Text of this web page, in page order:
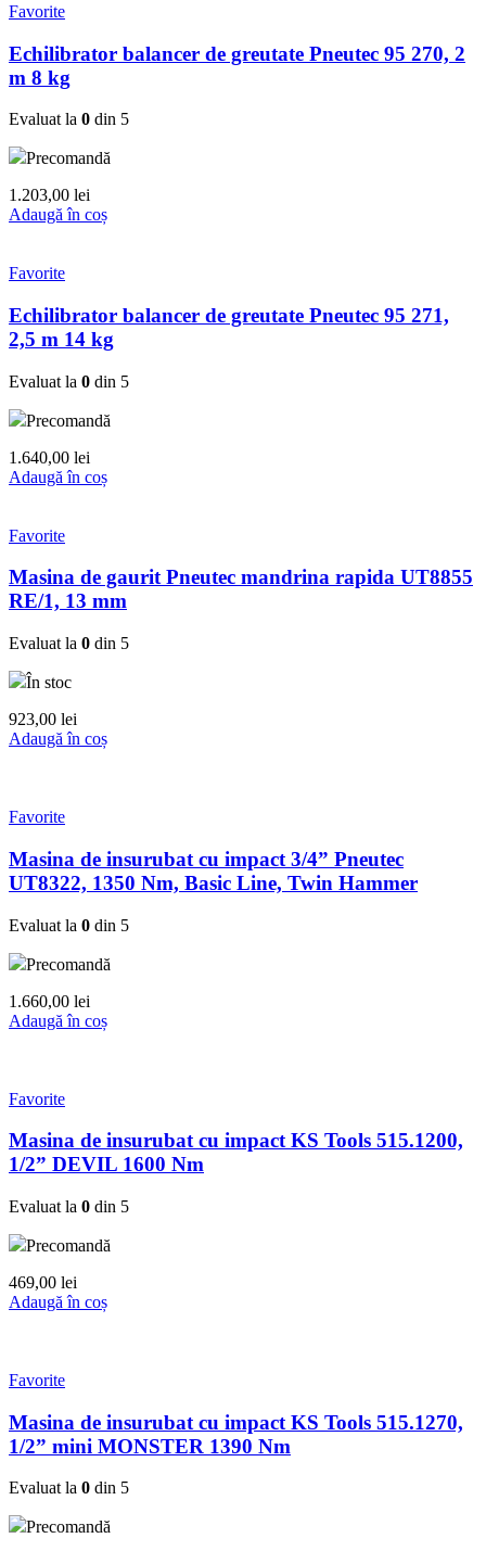
Favorite
Echilibrator balancer de greutate Pneutec 95 270, 2
m 8 kg
Evaluat la 0 din 5
Precomandă
1.203,00 lei
Adaugă în coș
Favorite
Echilibrator balancer de greutate Pneutec 95 271,
2,5 m 14 kg
Evaluat la 0 din 5
Precomandă
1.640,00 lei
Adaugă în coș
Favorite
Masina de gaurit Pneutec mandrina rapida UT8855
RE/1, 13 mm
Evaluat la 0 din 5
În stoc
923,00 lei
Adaugă în coș
Favorite
Masina de insurubat cu impact 3/4” Pneutec
UT8322, 1350 Nm, Basic Line, Twin Hammer
Evaluat la 0 din 5
Precomandă
1.660,00 lei
Adaugă în coș
Favorite
Masina de insurubat cu impact KS Tools 515.1200,
1/2” DEVIL 1600 Nm
Evaluat la 0 din 5
Precomandă
469,00 lei
Adaugă în coș
Favorite
Masina de insurubat cu impact KS Tools 515.1270,
1/2” mini MONSTER 1390 Nm
Evaluat la 0 din 5
Precomandă